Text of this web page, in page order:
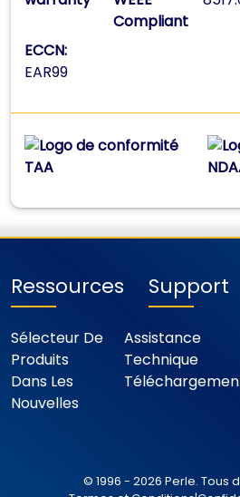
Compliant
ECCN:
EAR99
Ressources
Sélecteur De
Produits
Dans Les
Nouvelles
Support
Assistance
Technique
© 1996 - 2026 Perle. Tous